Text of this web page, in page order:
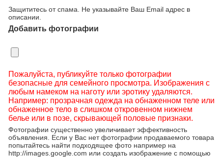
Защититесь от спама. Не указывайте Ваш Email адрес в
описании.
Добавить фотографии
Пожалуйста, публикуйте только фотографии
безопасные для семейного просмотра. Изображения с
любым намеком на наготу или эротику удаляются.
Например: прозрачная одежда на обнаженном теле или
обнаженное тело в слишком откровенном нижнем
белье или в позе, скрывающей половые признаки.
Фотографии существенно увеличивает эффективность
объявления. Если у Вас нет фотографии продаваемого товара
попытайтесь найти подходящее фото например на
http://images.google.com или создать изображение с помощью